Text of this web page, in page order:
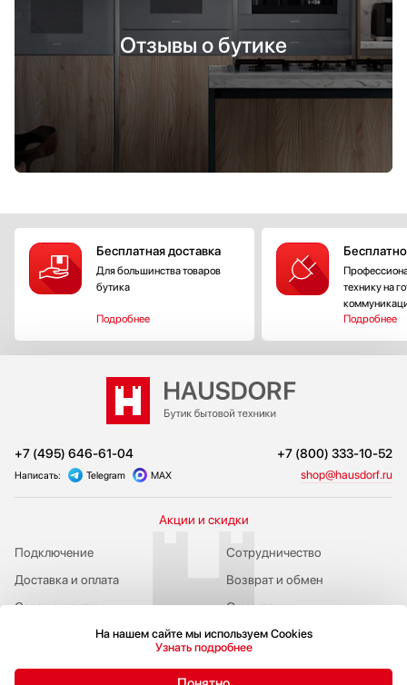
Отзывы о бутике
Бесплатная доставка
Для большинства товаров
бутика
Подробнее
технику на
Подробнее
+7 (495) 646-61-04 +7 (800) 333-10-52
Написать: Telegram MAX shop@hausdorf.ru
Акции и скидки
Подключение
Публичная оферта
Сервис-центры
Доставка и оплата
Сотрудничество
Возврат и обмен
О компании
Адрес бутика
На нашем сайте мы используем Cookies
Узнать подробнее